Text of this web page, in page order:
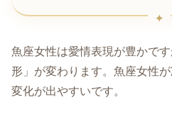
魚座女性は愛情表現が豊かで
形」が変わります。魚座女性
変化が出やすいです。